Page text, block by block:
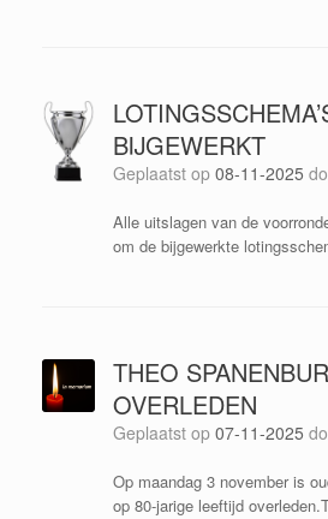
BIJGEWERKT
Geplaatst op 08-11-2025
Alle uitslagen van de
om de bijgewerkte
THEO
OVERLEDEN
Geplaatst op 07-11-2025
Op maandag 3 november is
op 80-jarige leeftijd